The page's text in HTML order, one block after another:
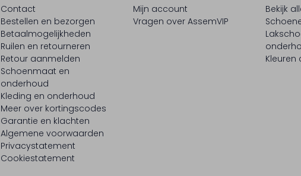
Contact
Bestellen en bezorgen
Betaalmogelijkheden
Ruilen en retourneren
Retour aanmelden
Schoenmaat en
onderhoud
Kleding en onderhoud
Meer over kortingscodes
Garantie en klachten
Algemene voorwaarden
Privacystatement
Cookiestatement
Mijn account
Vragen over AssemVIP
Bekijk